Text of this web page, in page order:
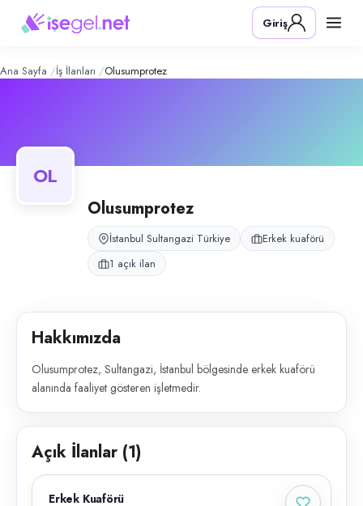
– Şirket Profili
Konum:
Olusumprotez, Sultangazi, İstanbul bölgesinde erkek kuaförü
Giriş
Ana Sayfa İş İlanları Olusumprotez
OL
Olusumprotez
İstanbul Sultangazi Türkiye
Erkek kuaförü
1 açık ilan
Hakkımızda
Olusumprotez, Sultangazi, İstanbul bölgesinde erkek kuaförü
alanında faaliyet gösteren işletmedir.
Açık İlanlar (1)
Erkek Kuaförü